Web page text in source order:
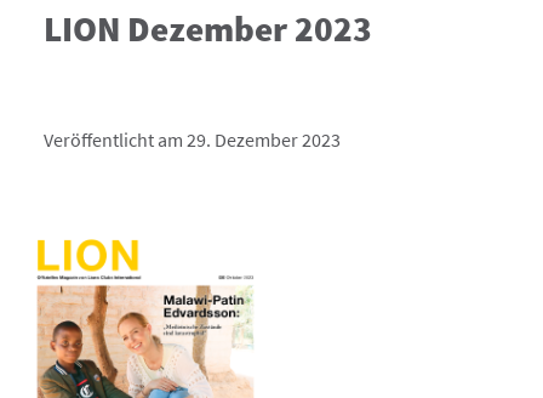
LION Dezember 2023
Veröffentlicht am 29. Dezember 2023